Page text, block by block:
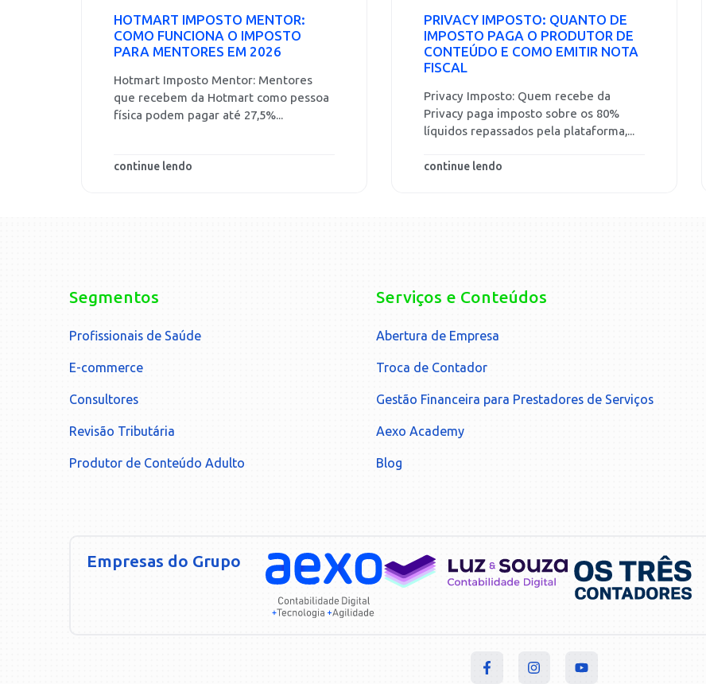
HOTMART IMPOSTO MENTOR:
COMO FUNCIONA O IMPOSTO
PARA MENTORES EM 2026
Hotmart Imposto Mentor: Mentores
que recebem da Hotmart como pessoa
física podem pagar até 27,5%...
continue lendo
PRIVACY IMPOSTO: QUANTO DE
IMPOSTO PAGA O PRODUTOR DE
CONTEÚDO E COMO EMITIR NOTA
FISCAL
Privacy Imposto: Quem recebe da
Privacy paga imposto sobre os 80%
líquidos repassados pela plataforma,...
continue lendo
Segmentos
Profissionais de Saúde
E-commerce
Consultores
Revisão Tributária
Produtor de Conteúdo Adulto
Serviços e Conteúdos
Abertura de Empresa
Troca de Contador
Gestão Financeira para Prestadores de Serviços
Aexo Academy
Blog
Empresas do Grupo